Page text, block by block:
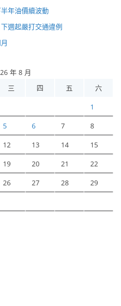
年油價續波動
週起嚴打交通違例
年 8 月
三 四 五 六
1
5 6 7 8
12 13 14 15
19 20 21 22
26 27 28 29